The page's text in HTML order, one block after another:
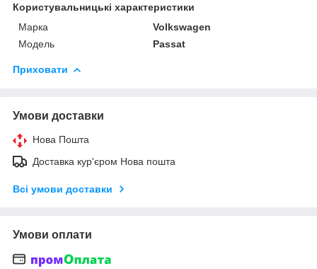
Користувальницькі характеристики
Марка
Volkswagen
Модель
Passat
Приховати
Умови доставки
Нова Пошта
Доставка кур'єром Нова пошта
Всі умови доставки
Умови оплати